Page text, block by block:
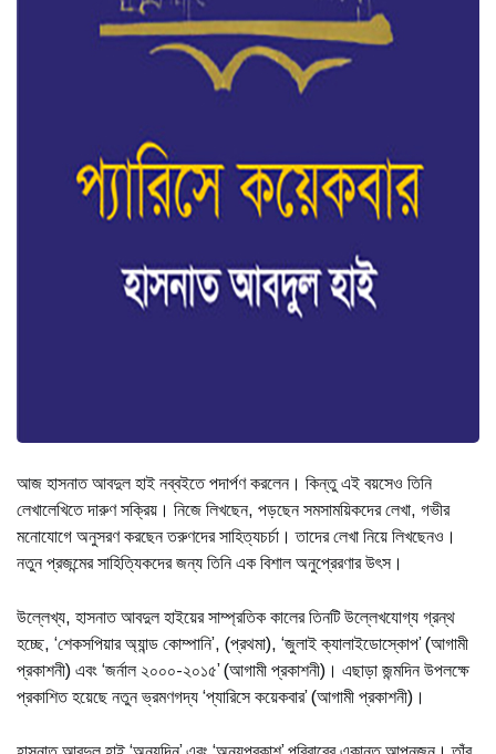
আজ হাসনাত আবদুল হাই নব্বইতে পদার্পণ করলেন। কিন্তু এই বয়সেও তিনি
লেখালেখিতে দারুণ সক্রিয়। নিজে লিখছেন, পড়ছেন সমসাময়িকদের লেখা, গভীর
মনোযোগে অনুসরণ করছেন তরুণদের সাহিত্যচর্চা। তাদের লেখা নিয়ে লিখছেনও।
নতুন প্রজন্মের সাহিত্যিকদের জন্য তিনি এক বিশাল অনুপ্রেরণার উৎস।
উল্লেখ্য, হাসনাত আবদুল হাইয়ের সাম্প্রতিক কালের তিনটি উল্লেখযোগ্য গ্রন্থ
হচ্ছে, ‘শেকসপিয়ার অ্যান্ড কোম্পানি’, (প্রথমা), ‘জুলাই ক্যালাইডোস্কোপ’ (আগামী
প্রকাশনী) এবং ‘জর্নাল ২০০০-২০১৫’ (আগামী প্রকাশনী)। এছাড়া জন্মদিন উপলক্ষে
প্রকাশিত হয়েছে নতুন ভ্রমণগদ্য ‘প্যারিসে কয়েকবার’ (আগামী প্রকাশনী)।